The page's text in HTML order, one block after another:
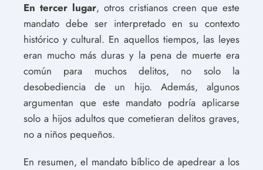
En tercer lugar, otros cristianos creen que este
mandato debe ser interpretado en su contexto
histórico y cultural. En aquellos tiempos, las leyes
eran mucho más duras y la pena de muerte era
común para muchos delitos, no solo la
desobediencia de un hijo. Además, algunos
argumentan que este mandato podría aplicarse
solo a hijos adultos que cometieran delitos graves,
no a niños pequeños.
En resumen, el mandato bíblico de apedrear a los